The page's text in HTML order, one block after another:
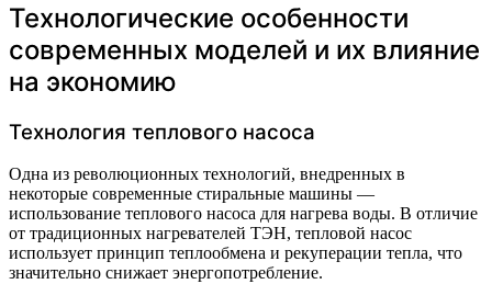
Технологические особенности
современных моделей и их влияние
на экономию
Технология теплового насоса
Одна из революционных технологий, внедренных в
некоторые современные стиральные машины —
использование теплового насоса для нагрева воды. В отличие
от традиционных нагревателей ТЭН, тепловой насос
использует принцип теплообмена и рекуперации тепла, что
значительно снижает энергопотребление.